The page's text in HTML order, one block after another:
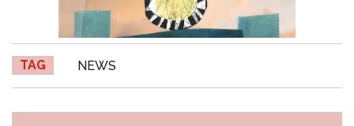
TAG NEWS